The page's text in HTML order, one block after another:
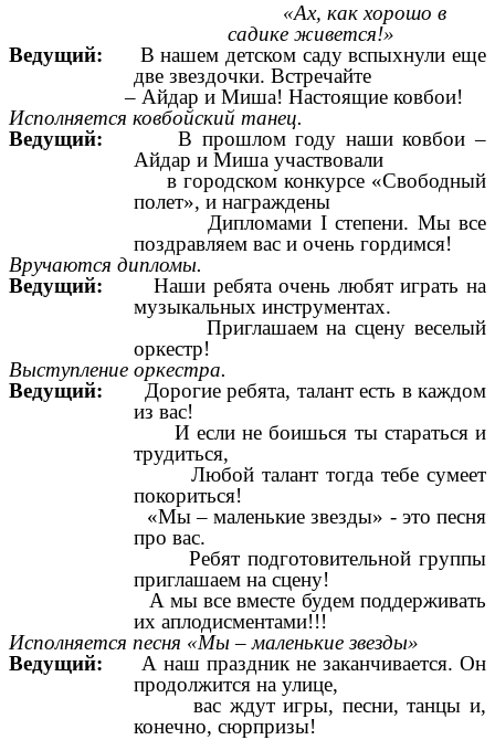
«Ах, как хорошо в
садике живется!»
Ведущий: В нашем детском саду вспыхнули еще
две звездочки. Встречайте
– Айдар и Миша! Настоящие ковбои!
Исполняется ковбойский танец.
Ведущий: В прошлом году наши ковбои –
Айдар и Миша участвовали
в городском конкурсе «Свободный
полет», и награждены
Дипломами I степени. Мы все
поздравляем вас и очень гордимся!
Вручаются дипломы.
Ведущий:Наши ребята очень любят играть на
музыкальных инструментах.
Приглашаем на сцену веселый
оркестр!
Выступление оркестра.
Ведущий: Дорогие ребята, талант есть в каждом
из вас!
И если не боишься ты стараться и
трудиться,
Любой талант тогда тебе сумеет
покориться!
«Мы – маленькие звезды» - это песня
про вас.
Ребят подготовительной группы
приглашаем на сцену!
А мы все вместе будем поддерживать
их аплодисментами!!!
Исполняется песня «Мы – маленькие звезды»
Ведущий: А наш праздник не заканчивается. Он
продолжится на улице,
вас ждут игры, песни, танцы и,
конечно, сюрпризы!